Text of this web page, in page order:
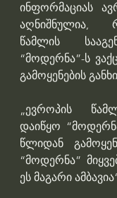
ინფორმაციას
აღნიშნულია,
წამლის
“მოდერნა”-ს
გამოყენების
„ევროპის
დაიწყო
წლიდან
“მოდერნა”
ეს მაგარი